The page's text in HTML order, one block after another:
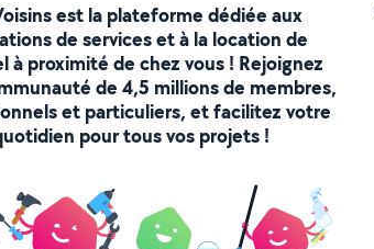
est la plateforme dédiée aux
de services et à la location de
à proximité de chez vous ! Rejoignez
de 4,5 millions de membres,
et particuliers, et facilitez votre
pour tous vos projets !